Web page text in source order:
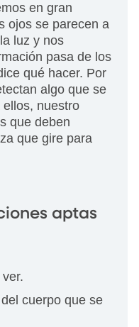
en gran
ojos se parecen a
luz y nos
pasa de los
qué hacer. Por
algo que se
nuestro
que deben
que gire para
aptas
cuerpo que se